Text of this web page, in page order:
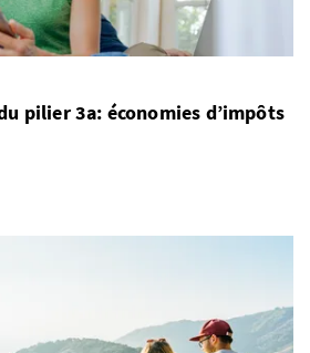
pilier 3a: économies d’impôts